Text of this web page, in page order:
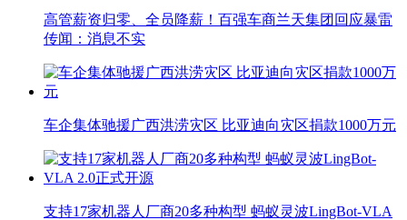
高管薪资归零、全员降薪！百强车商兰天集团回应暴雷
传闻：消息不实
车企集体驰援广西洪涝灾区 比亚迪向灾区捐款1000万元
支持17家机器人厂商20多种构型 蚂蚁灵波LingBot-VLA